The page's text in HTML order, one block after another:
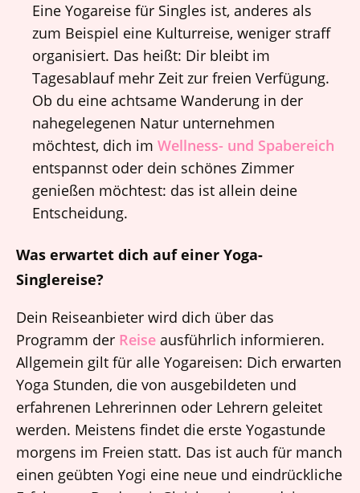
Eine Yogareise für Singles ist, anderes als
zum Beispiel eine Kulturreise, weniger straff
organisiert. Das heißt: Dir bleibt im
Tagesablauf mehr Zeit zur freien Verfügung.
Ob du eine achtsame Wanderung in der
nahegelegenen Natur unternehmen
möchtest, dich im Wellness- und Spabereich
entspannst oder dein schönes Zimmer
genießen möchtest: das ist allein deine
Entscheidung.
Was erwartet dich auf einer Yoga-
Singlereise?
Dein Reiseanbieter wird dich über das
Programm der Reise ausführlich informieren.
Allgemein gilt für alle Yogareisen: Dich erwarten
Yoga Stunden, die von ausgebildeten und
erfahrenen Lehrerinnen oder Lehrern geleitet
werden. Meistens findet die erste Yogastunde
morgens im Freien statt. Das ist auch für manch
einen geübten Yogi eine neue und eindrückliche